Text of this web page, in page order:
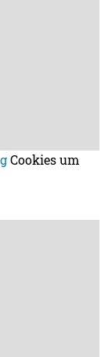
Cookies um